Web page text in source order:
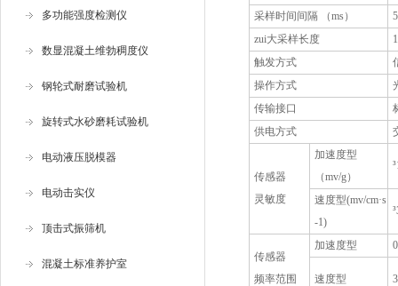
多功能强度检测仪
数显混凝土维勃稠度仪
钢轮式耐磨试验机
旋转式水砂磨耗试验机
电动液压脱模器
电动击实仪
顶击式振筛机
混凝土标准养护室
采样时间间隔 （ms）
zui大采样长度
触发方式
操作方式
传输接口
供电方式
传感器
灵敏度
加速度型
（mv/g）
速度型(mv/cm·s
-1)
传感器
频率范围
加速度型
速度型